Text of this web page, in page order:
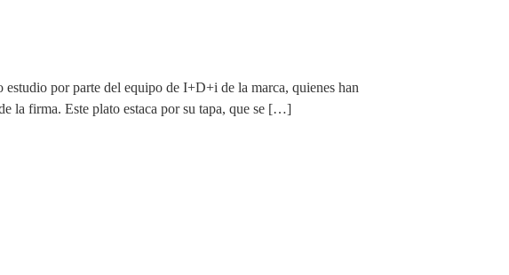
por parte del equipo de I+D+i de la marca, quienes han
la firma. Este plato estaca por su tapa, que se […]